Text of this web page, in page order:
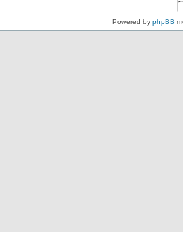
Powered by phpBB